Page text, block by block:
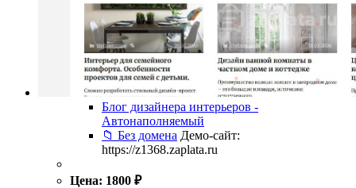
Блог дизайнера интерьеров -
Автонаполняемый
📁 Без домена Демо-сайт:
https://z1368.zaplata.ru
Цена: 1800 ₽